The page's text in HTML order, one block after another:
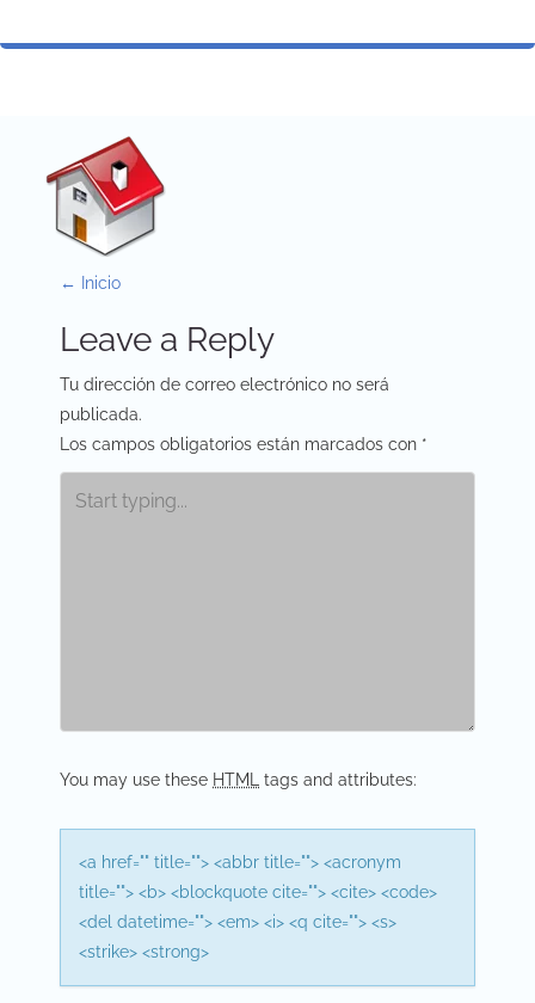
P
o
s
t
n
a
t
i
o
n
← Inicio
Leave a Reply
Tu dirección de correo electrónico no será
publicada.
Los campos obligatorios están marcados con *
You may use these HTML tags and attributes:
<a href="" title=""> <abbr title=""> <acronym
title=""> <b> <blockquote cite=""> <cite> <code>
<del datetime=""> <em> <i> <q cite=""> <s>
<strike> <strong>